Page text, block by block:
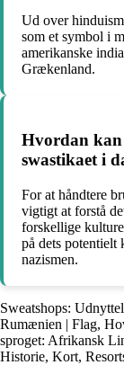
Ud over
som et symbol i
amerikanske
Grækenland.
Hvordan
swastikaet i
For at håndtere
vigtigt at forstå
forskellige
på dets
nazismen.
Sweatshops:
Rumænien | Flag,
sproget: Afrikansk
Historie, Kort,